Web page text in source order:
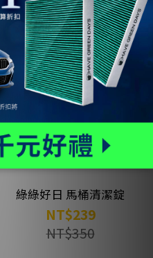
新品特惠
綠綠好日 馬桶清潔錠
NT$239
NT$350